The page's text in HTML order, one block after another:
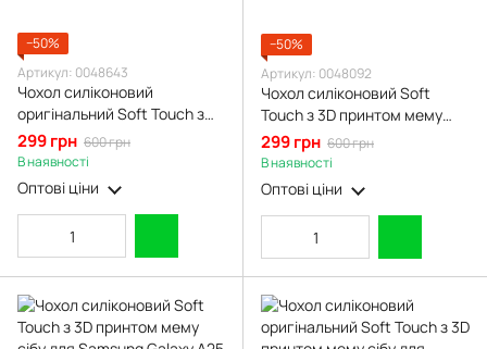
−50%
Артикул: 0048643
Чохол силіконовий
оригінальний Soft Touch з
3D принтом кумедний тед
ведмідик для Samsung
Galaxy A25 5G (SM-A256B)
малиновий (Повний захист
камери)
299 грн 600 грн
В наявності
Оптові ціни
−50%
Артикул: 0048092
Чохол силіконовий Soft
Touch з 3D принтом мему
сібу для Samsung Galaxy A25
5G (SM-A256B) коричневий
(Повний захист камери)
299 грн 600 грн
В наявності
Оптові ціни